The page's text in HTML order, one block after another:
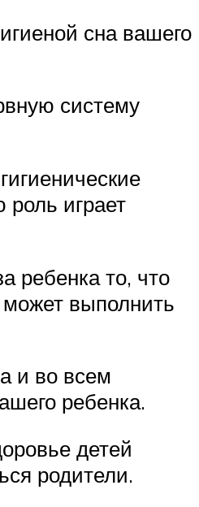
сна вашего
систему
играет
ребенка то, что
выполнить
и во всем
ребенка.
детей
родители.